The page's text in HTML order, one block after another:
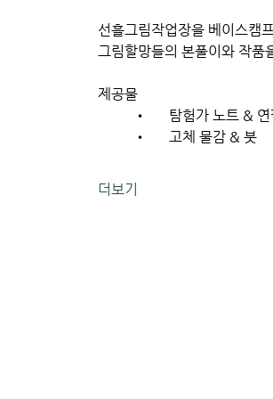
선흘그림작업장을 베이스캠
그림할망들의 본풀이와 작품
제공물
•	탐험가 노트 &
	•	고체 물감 & 붓
더보기